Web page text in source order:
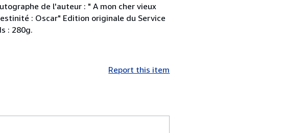
de l'auteur : " A mon cher vieux
: Oscar" Edition originale du Service
: 280g.
Report this item